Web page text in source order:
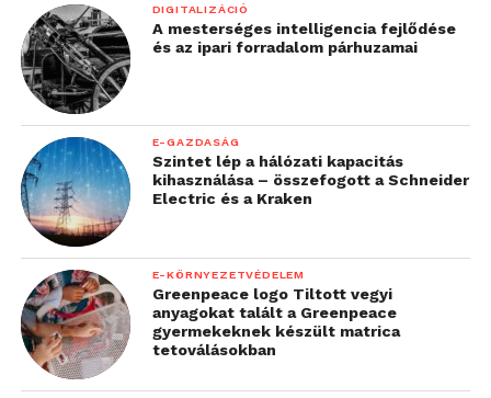
DIGITALIZÁCIÓ
A mesterséges intelligencia fejlődése
és az ipari forradalom párhuzamai
E-GAZDASÁG
Szintet lép a hálózati kapacitás
kihasználása – összefogott a Schneider
Electric és a Kraken
E-KÖRNYEZETVÉDELEM
Greenpeace logo Tiltott vegyi
anyagokat talált a Greenpeace
gyermekeknek készült matrica
tetoválásokban